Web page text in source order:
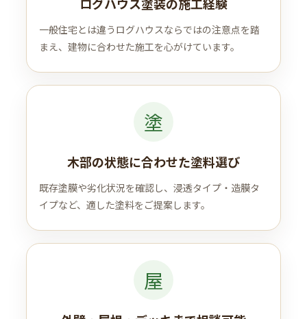
一般住宅とは違うログハウスならではの注意点を踏
まえ、建物に合わせた施工を心がけています。
塗
木部の状態に合わせた塗料選び
既存塗膜や劣化状況を確認し、浸透タイプ・造膜タ
イプなど、適した塗料をご提案します。
屋